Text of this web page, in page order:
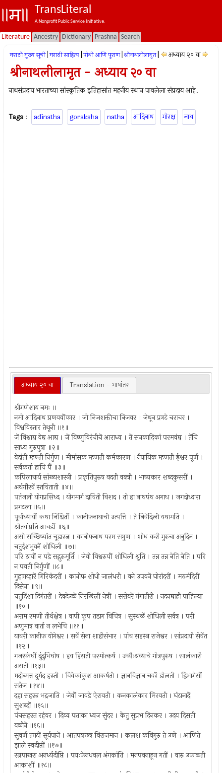
TransLiteral
A Nonprofit Public Service Initiative.
Literature Ancestry Dictionary Prashna Search
मराठी मुख्य सूची मराठी साहित्य पोथी आणि पुराण श्रीनाथलीलामृत अध्याय २० वा
श्रीनाथलीलामृत - अध्याय २० वा
नाथसंप्रदाय भारताच्या सांस्कृतिक इतिहासांत महनीय स्थान पावलेला संप्रदाय आहे.
Tags : adinatha goraksha natha आदिनाथ गोरक्ष नाथ
अध्याय २० वा Translation - भाषांतर
श्रीगणेशाय नमः ॥
नमो आदिनाथ प्रणववोंकार । जो निजशक्तीचा निजवर । जेथून प्रगटे चराचर ।
विश्वविस्तार तेथूनी ॥१॥
जें विश्वाद्य वेद्य आद्य । जें विष्णुविरंचीचें आराध्य । तें सनकादिकां परमवंद्य । तेंचि
साध्य गुरुपुत्रा ॥२॥
वेदांती म्हण्ती निर्गुण । मीमांसक म्हणती कर्मकारण । नैयायिक म्हणती ईश्वर पूर्ण ।
सर्वकर्ता हाचि पैं ॥३॥
कपिलाचार्य सांख्यशास्त्री । प्रकृतिपुरुष वदती वक्त्री । भाष्यकार शब्दकुसरीं ।
अर्थगौरवें स्तविताती ॥४॥
पतंजली योगप्रसिध्द । योगमार्ग दाविती विशद । तो हा नाथपंथ अगाध । जगदोध्दारा
प्रगटला ॥५॥
पूर्वाध्यायीं कथा निश्चितीं । कानीफनाथाची उत्पत्ति । ते निवेदिली यथामति ।
श्रोतयांप्रति आवडीं ॥६॥
असो सच्छिष्यांत चूडारत्न । कानीफनाथ परम सगुण । शोध करी गुरुचा अनुदिन ।
चतुर्दशभुवनें शोधिली ॥७॥
परि ठायीं न पडे सद्गुरुमूर्ति । जेवी विश्वरुपीं शोधिली श्रुति । तन्न तन्न नेति नेति । परि
न पवती निर्गुणीं ॥८॥
गुहागव्हारें गिरिकंदरीं । कानीफ शोधी जालंधरी । वने उपवनें घोरांदरीं । मठमंदिरीं
दिसेना ॥९॥
चतुर्दिशा दिगंतरीं । देवदेउळें निरखिलीं नेत्रीं । सरोवरें गंगातीरी । नदनद्याही पाहिल्या
॥१०॥
अराम रमणी तीर्थक्षेत्र । वापी कूप तडाग विचित्र । सुस्थळें शोधिली सर्वत्र । परी
अणुमात्र वार्ता न लभेचि ॥११॥
यावरी कानीफ योगेश्वर । सवें सेना शाहीसंभार । पांच सहस्त्र राजेश्वर । सांप्रदायी सेवेंत
॥१२॥
गजस्कंधीं दुंदुभिघोष । हय हिंसती परमोत्कर्ष । उच्चैःश्रव्याचे गोत्रपुरुष । सालंकारी
असती ॥१३॥
मदोन्मत्त दुर्मद हस्ती । विवेकांकुश आकर्षती । ज्ञानविज्ञान चवरें डोलती । द्विभागेसीं
सतेज ॥१४॥
दहा सहस्त्र भद्रजाति । जेवीं जावडे ऐरावती । कनकालंकार मिरवती । घंटानादें
सुशब्दीं ॥१५॥
पंचसहस्त रहंवर । दिव्य पताका ध्वज सुंदर । केतु सुप्रभ दिनकर । उदय दिसती
वळीनें ॥१६॥
सुवर्ण तगटीं सूर्यपानें । आतपत्रछत्र विराजमान । कलश कविगुरु ते उणे । आणिते
झाले स्वदीप्तीं ॥१७॥
रत्नपाखरा अनर्ध्यदीप्ति । पयःफेनधवल अंगकांति । मनपवनाहून गतीं । वारु उफाळती
आकाशीं ॥१८॥